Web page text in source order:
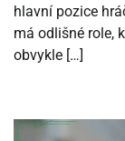
hlavní pozice
má odlišné role,
obvykle […]